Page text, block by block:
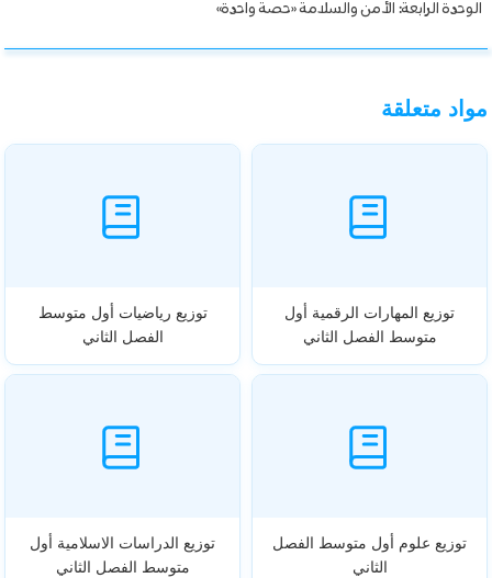
الوحدة الرابعة: الأمن والسلامة «حصة واحدة»
مواد متعلقة
توزيع المهارات الرقمية أول
متوسط الفصل الثاني
توزيع رياضيات أول متوسط
الفصل الثاني
توزيع علوم أول متوسط الفصل
الثاني
توزيع الدراسات الاسلامية أول
متوسط الفصل الثاني